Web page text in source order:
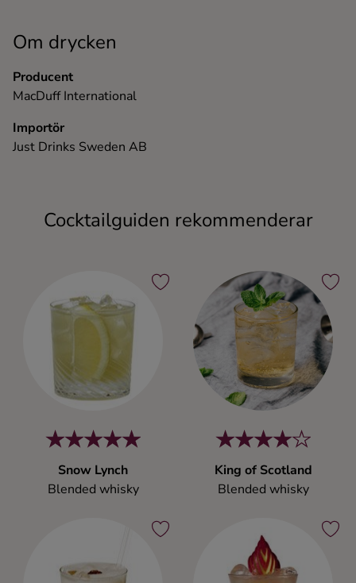
Om drycken
Producent
MacDuff International
Importör
Just Drinks Sweden AB
Cocktailguiden rekommenderar
Snow Lynch
Blended whisky
King of Scotland
Blended whisky